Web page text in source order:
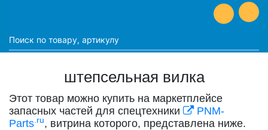
штепсельная вилка
Этот товар можно купить на маркетплейсе
запасных частей для спецтехники
PNM-
Parts.ru, витрина которого, представлена ниже.